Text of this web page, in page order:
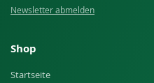
Newsletter abmelden
Shop
Startseite